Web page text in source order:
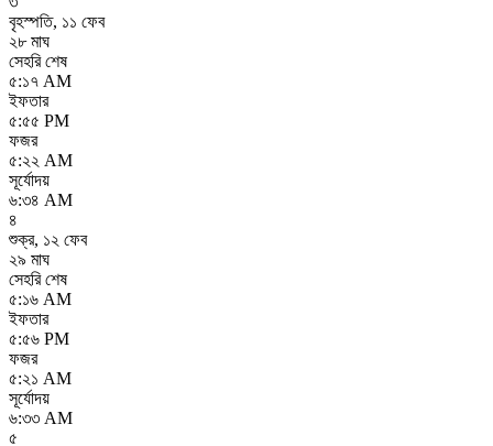
বৃহস্পতি, ১১ ফেব
২৮ মাঘ
সেহরি শেষ
৫:১৭ AM
ইফতার
৫:৫৫ PM
ফজর
৫:২২ AM
সূর্যোদয়
৬:৩৪ AM
৪
শুক্র, ১২ ফেব
২৯ মাঘ
সেহরি শেষ
৫:১৬ AM
ইফতার
৫:৫৬ PM
ফজর
৫:২১ AM
সূর্যোদয়
৬:৩৩ AM
৫